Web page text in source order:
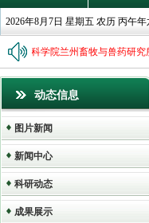
2026年8月7日 星期五 农历 丙午
业科学院兰州畜牧与兽药研究所
动态信息
图片新闻
新闻中心
科研动态
成果展示